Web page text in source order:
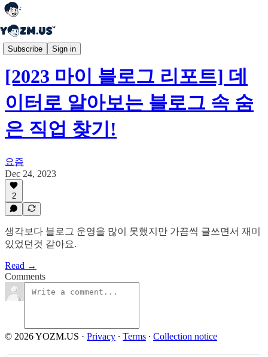
Subscribe Sign in
💬 요즘 이야기
[2023 마이 블로그 리포트] 데
이터로 알아보는 블로그 속 숨
은 직업 찾기!
요즘
Dec 24, 2023
2
생각보다 블로그 운영을 많이 못했지만 가끔씩 글쓰면서 재미
있었던것 같아요.
Read →
Comments
© 2026 YOZM.US · Privacy ∙ Terms ∙ Collection notice